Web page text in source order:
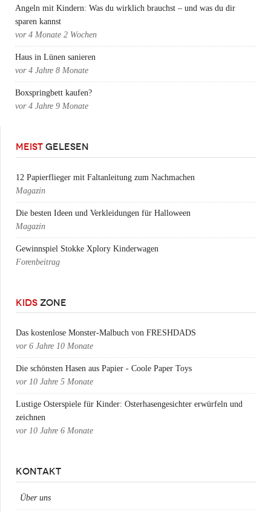
Angeln mit Kindern: Was du wirklich brauchst – und was du dir
sparen kannst
vor 4 Monate 2 Wochen
Haus in Lünen sanieren
vor 4 Jahre 8 Monate
Boxspringbett kaufen?
vor 4 Jahre 9 Monate
MEIST GELESEN
12 Papierflieger mit Faltanleitung zum Nachmachen
Magazin
Die besten Ideen und Verkleidungen für Halloween
Magazin
Gewinnspiel Stokke Xplory Kinderwagen
Forenbeitrag
KIDS ZONE
Das kostenlose Monster-Malbuch von FRESHDADS
vor 6 Jahre 10 Monate
Die schönsten Hasen aus Papier - Coole Paper Toys
vor 10 Jahre 5 Monate
Lustige Osterspiele für Kinder: Osterhasengesichter erwürfeln und
zeichnen
vor 10 Jahre 6 Monate
KONTAKT
Über uns